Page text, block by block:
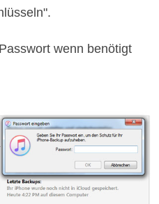
wenn benötigt